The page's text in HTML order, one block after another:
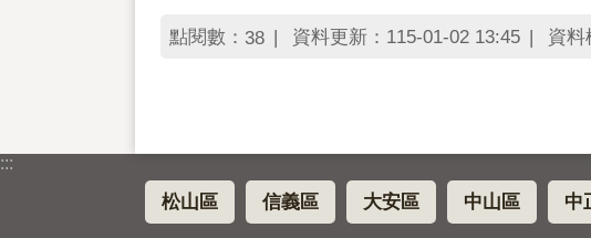
點閱數： 38 資料更新：115-01-02 13:45 資料
:::
松山區 信義區 大安區 中山區 中